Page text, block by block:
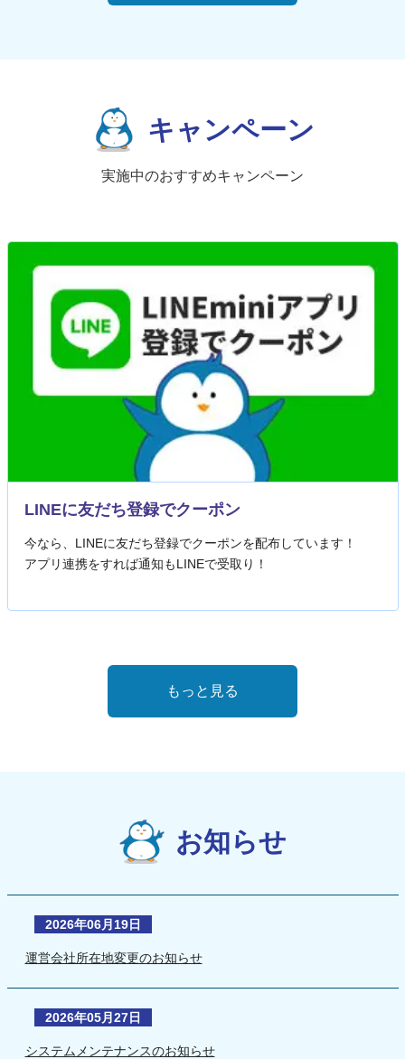
キャンペーン
実施中のおすすめキャンペーン
LINEに友だち登録でクーポン
今なら、LINEに友だち登録でクーポンを配布しています！
アプリ連携をすれば通知もLINEで受取り！
もっと見る
お知らせ
2026年06月19日
運営会社所在地変更のお知らせ
2026年05月27日
システムメンテナンスのお知らせ